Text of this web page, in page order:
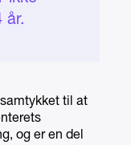
år.
eller
vise
selv til at
og er en del